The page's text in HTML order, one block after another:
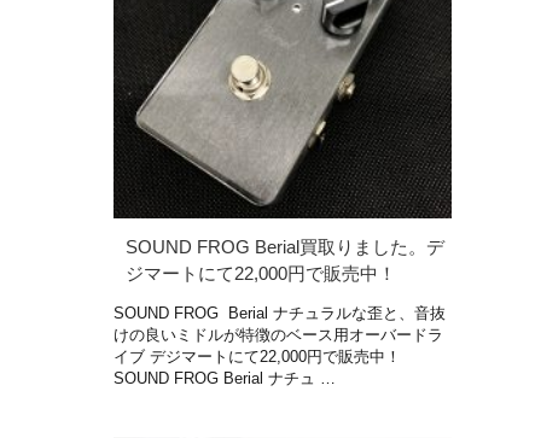
SOUND FROG Berial買取りました。デ
ジマートにて22,000円で販売中！
SOUND FROG Berial ナチュラルな歪と、音抜
けの良いミドルが特徴のベース用オーバードラ
イブ デジマートにて22,000円で販売中！
SOUND FROG Berial ナチュ …